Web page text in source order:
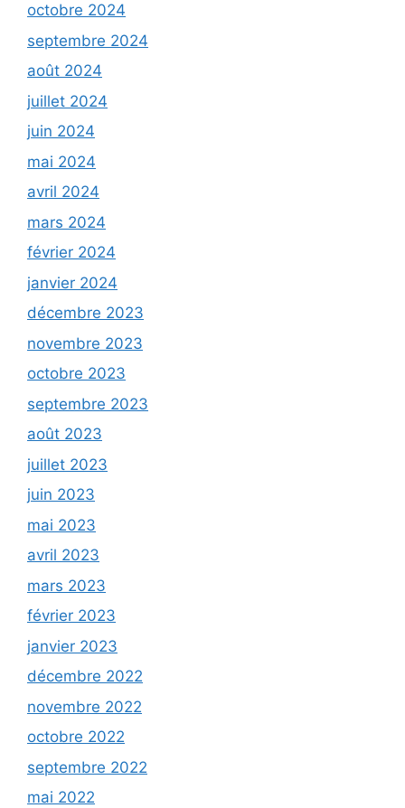
octobre 2024
septembre 2024
août 2024
juillet 2024
juin 2024
mai 2024
avril 2024
mars 2024
février 2024
janvier 2024
décembre 2023
novembre 2023
octobre 2023
septembre 2023
août 2023
juillet 2023
juin 2023
mai 2023
avril 2023
mars 2023
février 2023
janvier 2023
décembre 2022
novembre 2022
octobre 2022
septembre 2022
mai 2022